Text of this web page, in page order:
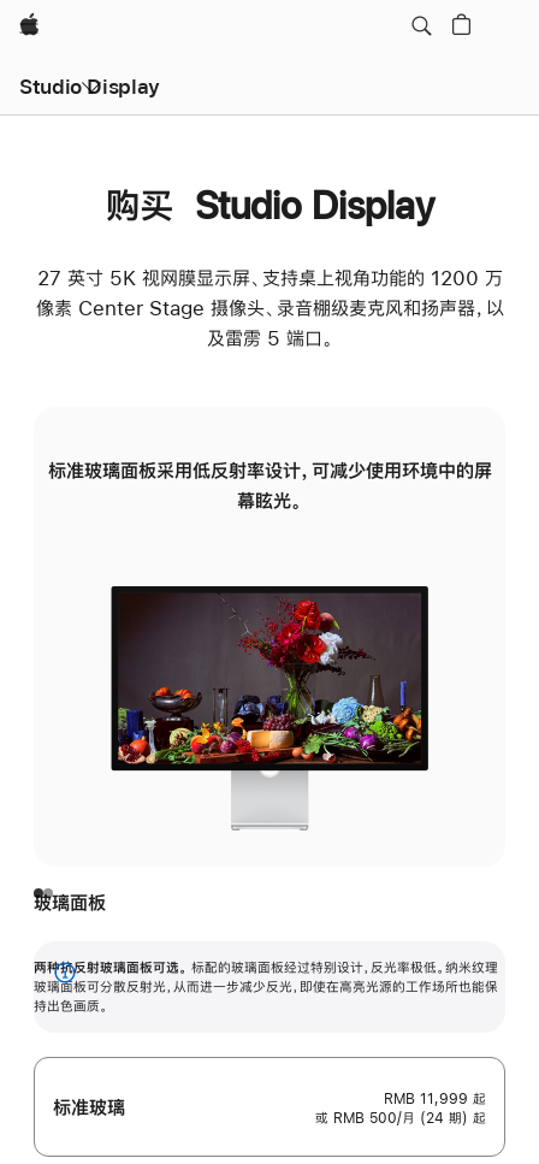
Apple
Studio Display
购买 Studio Display
27 英寸 5K 视网膜显示屏、支持桌上视角功能的 1200 万
像素 Center Stage 摄像头、录音棚级麦克风和扬声器，以
及雷雳 5 端口。
标准玻璃面板采用低反射率设计，可减少使用环境中的屏
幕眩光。
玻璃面板
两种抗反射玻璃面板可选。 标配的玻璃面板经过特别设计，反光率极低。纳米纹理
玻璃面板可分散反射光，从而进一步减少反光，即使在高亮光源的工作场所也能保
持出色画质。
展
开
标准玻璃 RMB 11,999 起
或 RMB 500/月 (24 期) 起